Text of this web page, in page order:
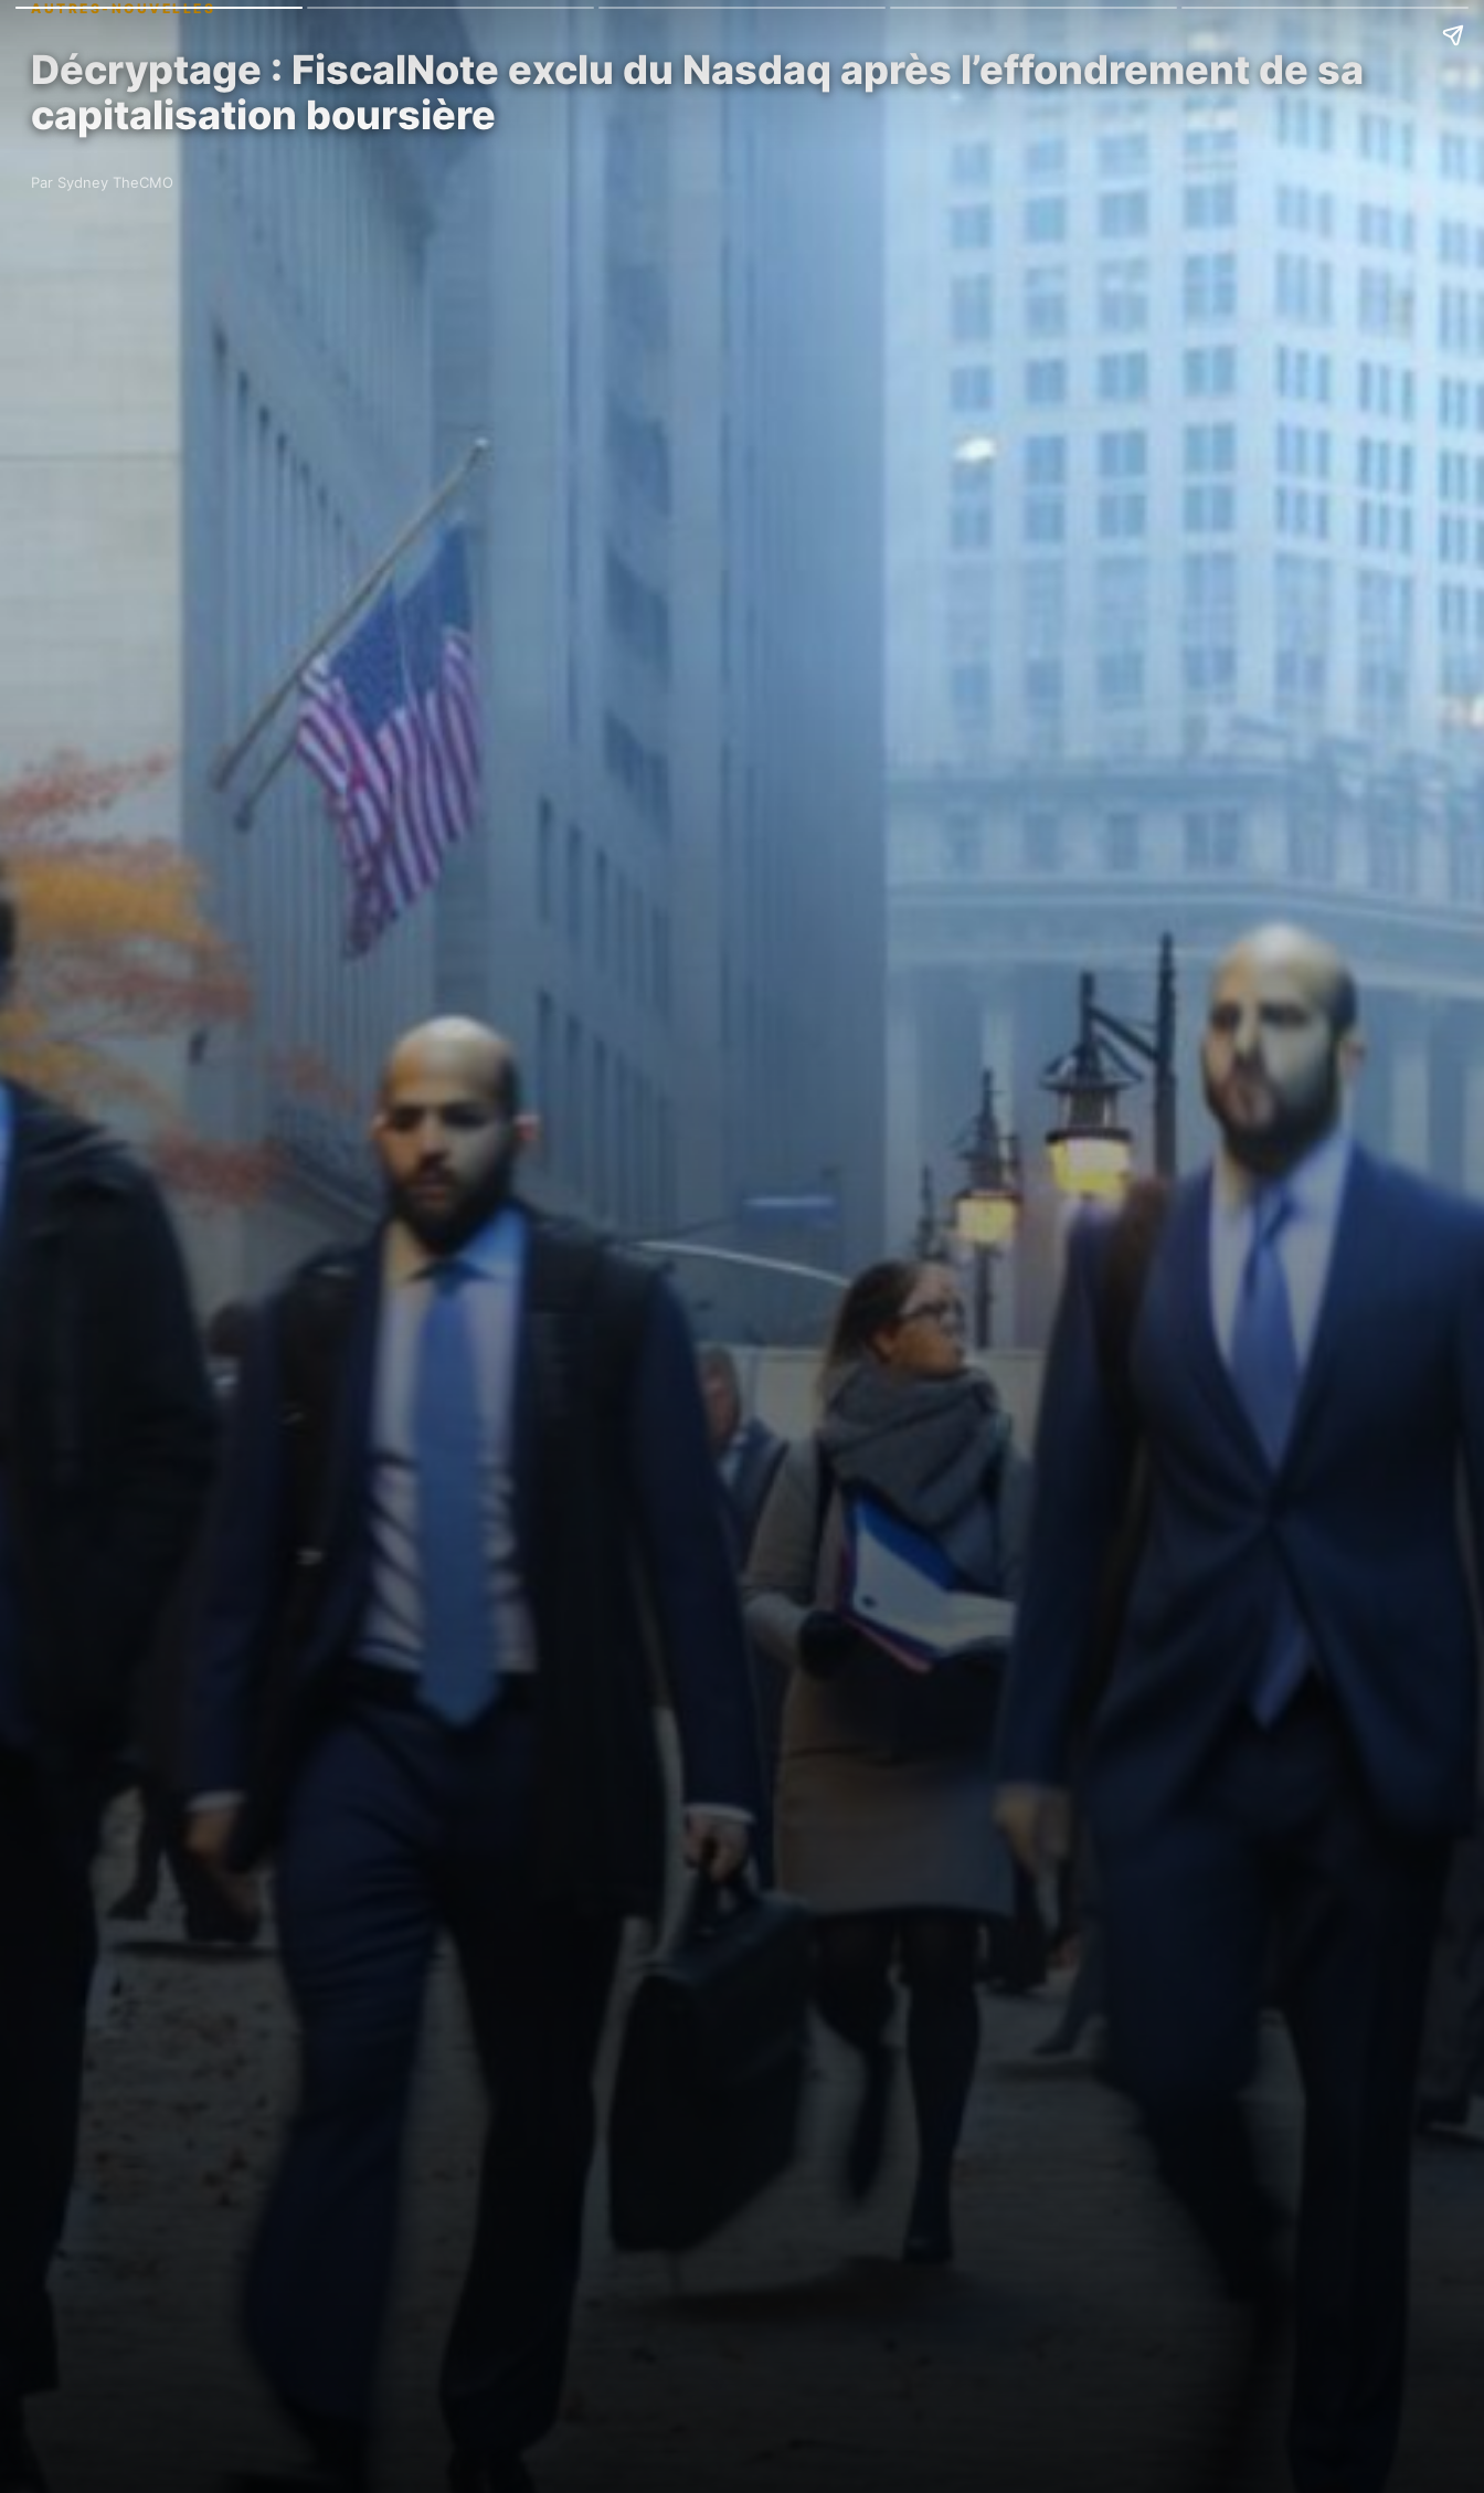
AUTRES-NOUVELLES
Décryptage : FiscalNote exclu du Nasdaq après l’effondrement de sa
capitalisation boursière
Par Sydney TheCMO